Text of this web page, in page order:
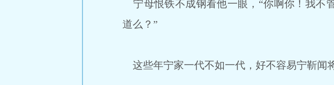
宁母恨铁不成钢看他一眼，“你啊你！我不
道么？”
这些年宁家一代不如一代，好不容易宁靳闻